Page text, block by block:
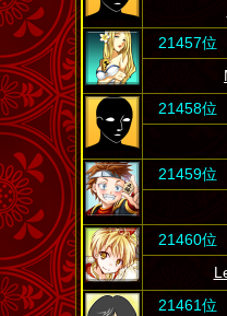
21457位
21458位
21459位
21460位
21461位